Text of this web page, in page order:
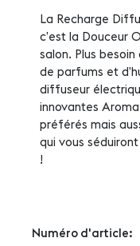
La Recharge
c’est la Douceur
salon. Plus
de parfums et
diffuseur
innovantes
préférés mais
qui vous
!